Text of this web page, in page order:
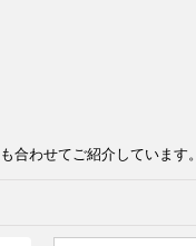
合わせてご紹介しています。